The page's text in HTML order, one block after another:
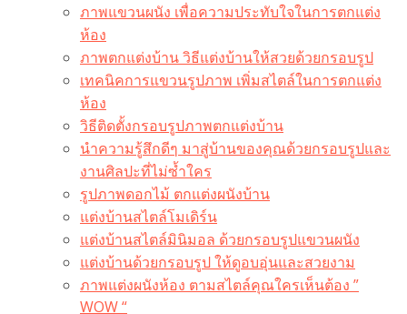
ภาพแขวนผนัง เพื่อความประทับใจในการตกแต่ง
ห้อง
ภาพตกแต่งบ้าน วิธีแต่งบ้านให้สวยด้วยกรอบรูป
เทคนิคการแขวนรูปภาพ เพิ่มสไตล์ในการตกแต่ง
ห้อง
วิธีติดตั้งกรอบรูปภาพตกแต่งบ้าน
นำความรู้สึกดีๆ มาสู่บ้านของคุณด้วยกรอบรูปและ
งานศิลปะที่ไม่ซ้ำใคร
รูปภาพดอกไม้ ตกแต่งผนังบ้าน
แต่งบ้านสไตล์โมเดิร์น
แต่งบ้านสไตล์มินิมอล ด้วยกรอบรูปแขวนผนัง
แต่งบ้านด้วยกรอบรูป ให้ดูอบอุ่นและสวยงาม
ภาพแต่งผนังห้อง ตามสไตล์คุณใครเห็นต้อง ”
WOW “